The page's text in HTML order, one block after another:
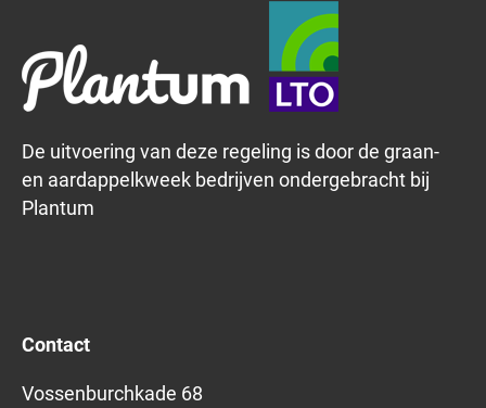
De uitvoering van deze regeling is door de graan-
en aardappelkweek bedrijven ondergebracht bij
Plantum
Contact
Vossenburchkade 68